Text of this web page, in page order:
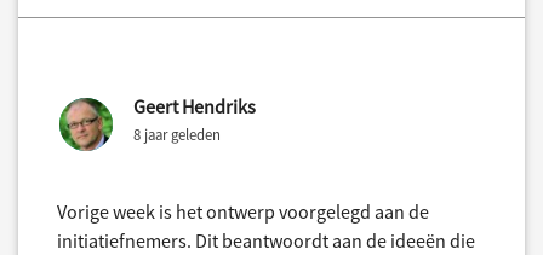
Geert Hendriks
8 jaar geleden
Vorige week is het ontwerp voorgelegd aan de
initiatiefnemers. Dit beantwoordt aan de ideeën die